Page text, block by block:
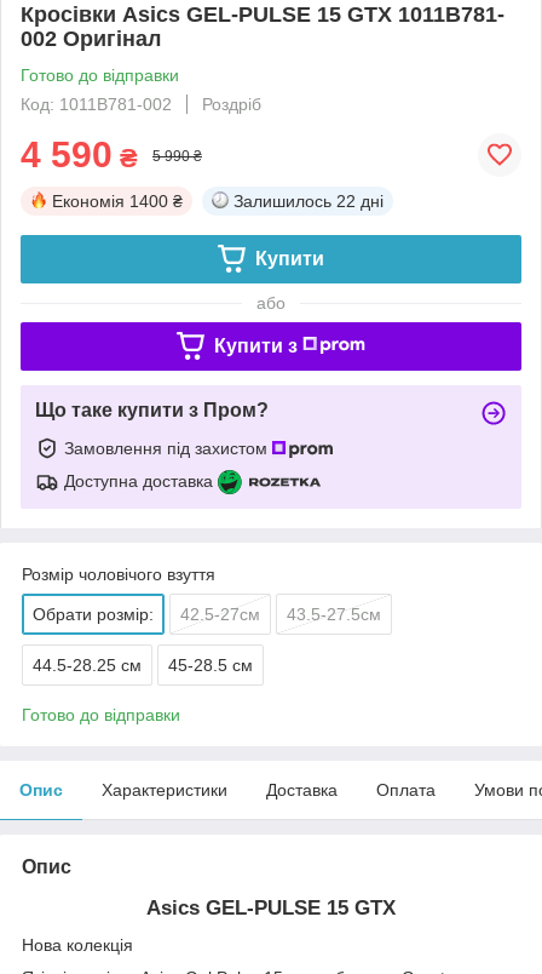
Кросівки Asics GEL-PULSE 15 GTX 1011B781-
002 Оригінал
Готово до відправки
Код: 1011B781-002
Роздріб
4 590 ₴ 5 990 ₴
Економія 1400 ₴ Залишилось 22 дні
Купити
або
Купити з
Що таке купити з Пром?
Замовлення під захистом
Доступна доставка
Розмір чоловічого взуття
Обрати розмір: 42.5-27см 43.5-27.5см
44.5-28.25 см 45-28.5 см
Готово до відправки
Опис Характеристики Доставка Оплата Умови
Опис
Asics GEL-PULSE 15 GTX
Нова колекція